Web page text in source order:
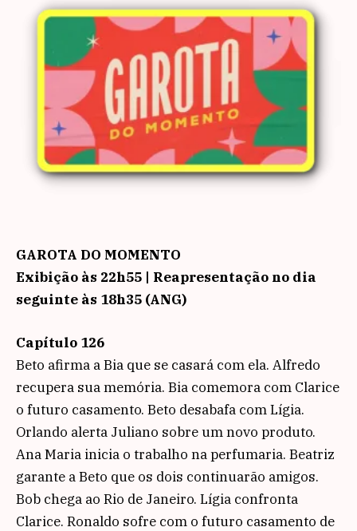
GAROTA DO MOMENTO
Exibição às 22h55 | Reapresentação no dia
seguinte às 18h35 (ANG)
Capítulo 126
Beto afirma a Bia que se casará com ela. Alfredo
recupera sua memória. Bia comemora com Clarice
o futuro casamento. Beto desabafa com Lígia.
Orlando alerta Juliano sobre um novo produto.
Ana Maria inicia o trabalho na perfumaria. Beatriz
garante a Beto que os dois continuarão amigos.
Bob chega ao Rio de Janeiro. Lígia confronta
Clarice. Ronaldo sofre com o futuro casamento de